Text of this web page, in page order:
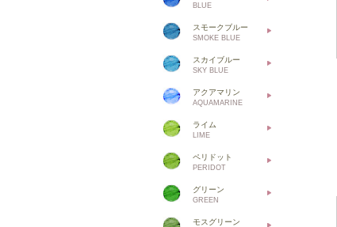
BLUE
スモークブルー
SMOKE BLUE
スカイブルー
SKY BLUE
アクアマリン
AQUAMARINE
ライム
LIME
ペリドット
PERIDOT
グリーン
GREEN
モスグリーン